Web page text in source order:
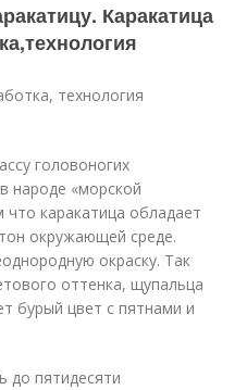
Каракатица
технология
головоногих
народе «морской
каракатица обладает
окружающей среде.
окраску. Так
оттенка, щупальца
бурый цвет с пятнами и
до пятидесяти